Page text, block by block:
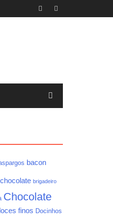
bacon
brigadeiro
Chocolate
finos Docinhos